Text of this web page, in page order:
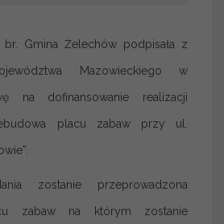
Gmina Żelechów podpisała z
Mazowieckiego w
na dofinansowanie realizacji
placu zabaw przy ul.
zostanie przeprowadzona
zabaw na którym zostanie